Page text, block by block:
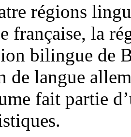
régions
française, la
bilingue de
de langue
fait partie